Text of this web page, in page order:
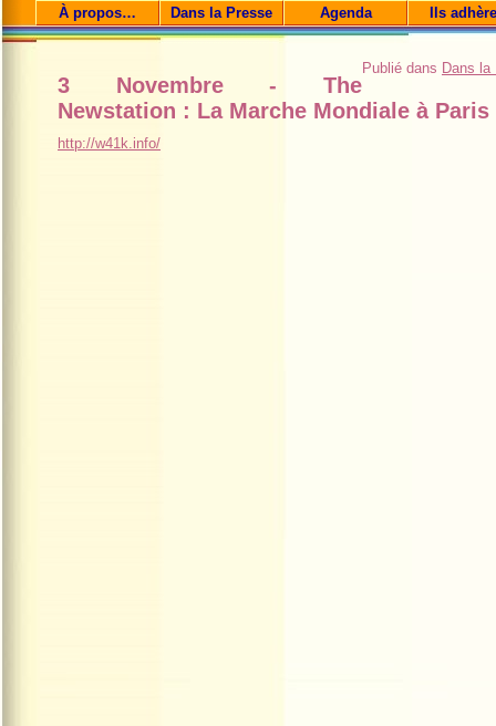
À propos… Dans la Presse Agenda Ils
Publié dans Dans la
3 Novembre - The
Newstation : La Marche Mondiale à Paris
http://w41k.info/